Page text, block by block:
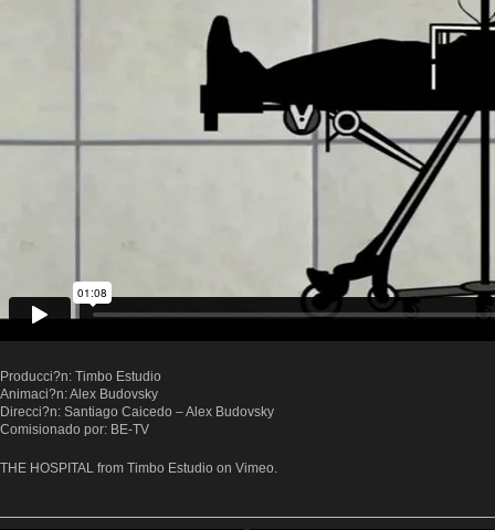
Producci?n: Timbo Estudio
Animaci?n: Alex Budovsky
Direcci?n: Santiago Caicedo – Alex Budovsky
Comisionado por: BE-TV
THE HOSPITAL from Timbo Estudio on Vimeo.